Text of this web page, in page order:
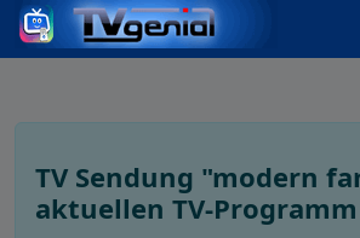
TV Sendung "modern
aktuellen TV-Programm